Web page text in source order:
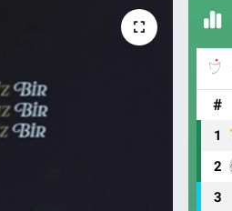
#
1
2
3